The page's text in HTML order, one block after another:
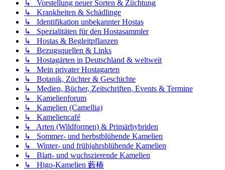
↳ Vorstellung neuer Sorten & Züchtung
↳ Krankheiten & Schädlinge
↳ Identifikation unbekannter Hostas
↳ Spezialitäten für den Hostasammler
↳ Hostas & Begleitpflanzen
↳ Bezugsquellen & Links
↳ Hostagärten in Deutschland & weltweit
↳ Mein privater Hostagarten
↳ Botanik, Züchter & Geschichte
↳ Medien, Bücher, Zeitschriften, Events & Termine
↳ Kamelienforum
↳ Kamelien (Camellia)
↳ Kameliencafé
↳ Arten (Wildformen) & Primärhybriden
↳ Sommer- und herbstblühende Kamelien
↳ Winter- und frühjahrsblühende Kamelien
↳ Blatt- und wuchszierende Kamelien
↳ Higo-Kamelien 藪椿